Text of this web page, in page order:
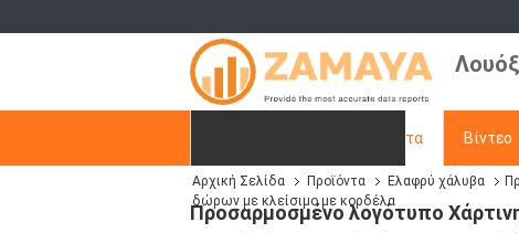
Προϊόντα Βίντεο
Ζητήστε ένα απόσπασμα
Αρχική Σελίδα Προϊόντα Ελαφρύ χάλυβα
δώρων με κλείσιμο με κορδέλα
Προσαρμοσμένο λογότυπο